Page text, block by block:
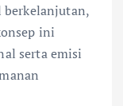
berkelanjutan,
ini
serta emisi